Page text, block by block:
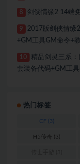
8 剑侠情缘2 14端
9
2017版剑侠情缘
+GM工具GM命令+
10
精品剑灵三系
套装备代码+GM工
热门标签
CF (3)
H5传奇 (3)